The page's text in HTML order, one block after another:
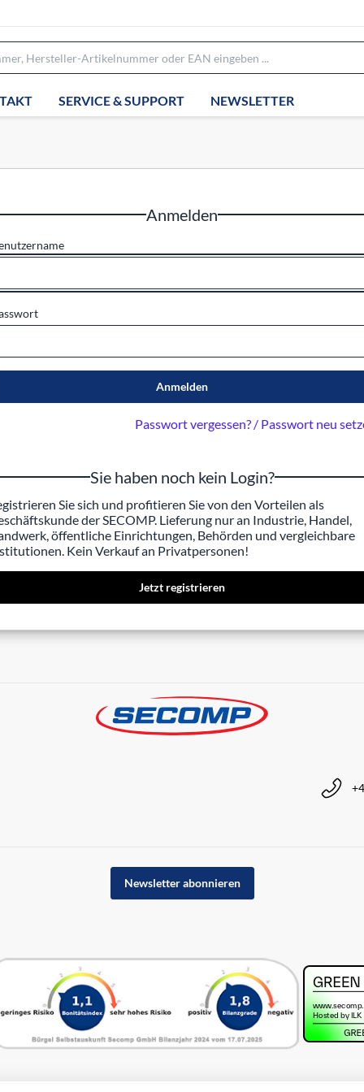
SERVICE & SUPPORT NEWSLETTER
Anmelden
Anmelden
Passwort vergessen? / Passwort neu
Sie haben noch kein Login?
Sie sich und profitieren Sie von den Vorteilen als
der SECOMP. Lieferung nur an Industrie, Handel,
öffentliche Einrichtungen, Behörden und vergleichbare
Kein Verkauf an Privatpersonen!
Jetzt registrieren
Newsletter abonnieren